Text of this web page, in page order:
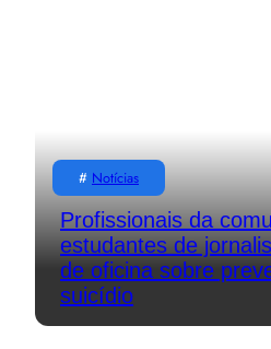
# Notícias
Profissionais da
estudantes de
de oficina sobre
suicídio